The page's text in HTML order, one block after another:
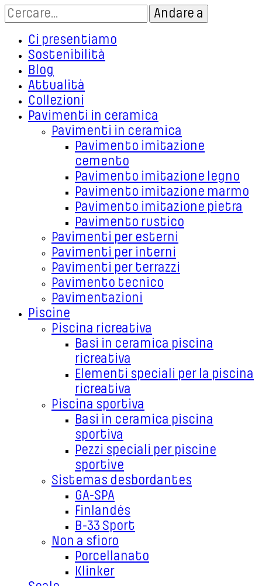
Ci presentiamo
Sostenibilità
Blog
Attualità
Collezioni
Pavimenti in ceramica
Pavimenti in ceramica
Pavimento imitazione
cemento
Pavimento imitazione legno
Pavimento imitazione marmo
Pavimento imitazione pietra
Pavimento rustico
Pavimenti per esterni
Pavimenti per interni
Pavimenti per terrazzi
Pavimento tecnico
Pavimentazioni
Piscine
Piscina ricreativa
Basi in ceramica piscina
ricreativa
Elementi speciali per la piscina
ricreativa
Piscina sportiva
Basi in ceramica piscina
sportiva
Pezzi speciali per piscine
sportive
Sistemas desbordantes
GA-SPA
Finlandés
B-33 Sport
Non a sfioro
Porcellanato
Klinker